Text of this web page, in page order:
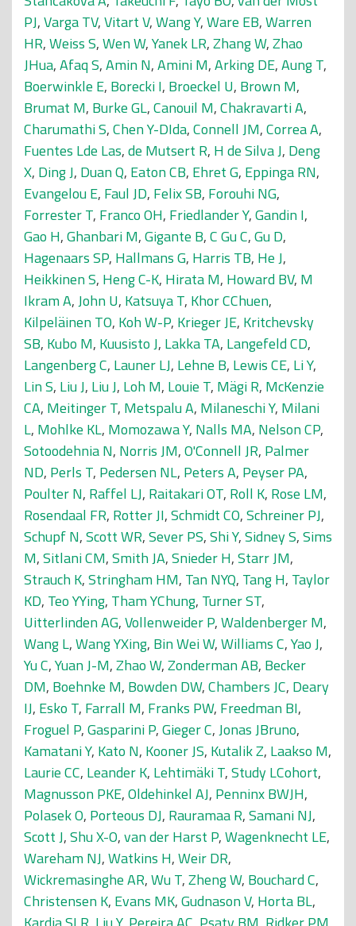
PJ,Varga TV,Vitart V,Wang Y,Ware EB,Warren
HR,Weiss S,Wen W,Yanek LR,Zhang W,Zhao
JHua,Afaq S,Amin N,Amini M,Arking DE,Aung T,
Boerwinkle E, Borecki I, Broeckel U, Brown M,
Brumat M, Burke GL,Canouil M,Chakravarti A,
Charumathi S,Chen Y-DIda,Connell JM,Correa A,
Fuentes Lde Las,de Mutsert R, H de Silva J, Deng
X, Ding J, Duan Q, Eaton CB, Ehret G, Eppinga RN,
Evangelou E, Faul JD, Felix SB, Forouhi NG,
Forrester T, Franco OH, Friedlander Y,Gandin I,
Gao H,Ghanbari M,Gigante B,C Gu C,Gu D,
Hagenaars SP, Hallmans G, Harris TB, He J,
Heikkinen S, Heng C-K, Hirata M, Howard BV, M
Ikram A,John U, Katsuya T, Khor CChuen,
Kilpeläinen TO, Koh W-P, Krieger JE, Kritchevsky
SB, Kubo M, Kuusisto J, Lakka TA, Langefeld CD,
Langenberg C, Launer LJ, Lehne B, Lewis CE, Li Y,
Lin S, Liu J, Liu J, Loh M, Louie T, Mägi R, McKenzie
CA, Meitinger T, Metspalu A, Milaneschi Y, Milani
L, Mohlke KL, Momozawa Y, Nalls MA, Nelson CP,
Sotoodehnia N, Norris JM,O'Connell JR, Palmer
ND, Perls T, Pedersen NL, Peters A, Peyser PA,
Poulter N, Raffel LJ, Raitakari OT, Roll K, Rose LM,
Rosendaal FR, Rotter JI,Schmidt CO,Schreiner PJ,
Schupf N,Scott WR,Sever PS,Shi Y,Sidney S,Sims
M,Sitlani CM,Smith JA,Snieder H,Starr JM,
Strauch K,Stringham HM, Tan NYQ, Tang H, Taylor
KD, Teo YYing, Tham YChung, Turner ST,
Uitterlinden AG,Vollenweider P,Waldenberger M,
Wang L,Wang YXing, Bin Wei W,Williams C,Yao J,
Yu C,Yuan J-M,Zhao W,Zonderman AB, Becker
DM, Boehnke M, Bowden DW,Chambers JC, Deary
IJ, Esko T, Farrall M, Franks PW, Freedman BI,
Froguel P,Gasparini P,Gieger C,Jonas JBruno,
Kamatani Y, Kato N, Kooner JS, Kutalik Z, Laakso M,
Laurie CC, Leander K, Lehtimäki T,Study LCohort,
Magnusson PKE,Oldehinkel AJ, Penninx BWJH,
Polasek O, Porteous DJ, Rauramaa R,Samani NJ,
Scott J,Shu X-O,van der Harst P,Wagenknecht LE,
Wareham NJ,Watkins H,Weir DR,
Wickremasinghe AR,Wu T,Zheng W, Bouchard C,
Christensen K, Evans MK,Gudnason V, Horta BL,